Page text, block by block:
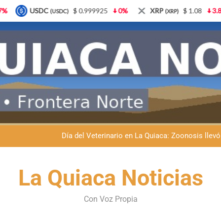
Dante Velázquez marchará contra
Fernando Rejal respaldó a Dante Velázquez en el Senado: “No
Día del Veterinario en La Quiaca: Zoonosis
La frontera se subleva: Dante Velázquez enfrenta el remate de
Fernando Rejal respaldó a Dante Velázquez en el Senado: “No
Día del Veterinario en La Quiaca: Zoonosis
La Quiaca Noticias
Con Voz Propia
0% XRP (XRP) $ 1.08 3.87% Solana(SOL) $